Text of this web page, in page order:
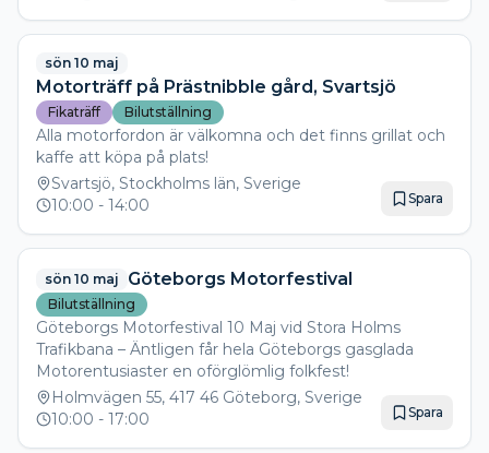
och www.volvofesten.se som är en internationell
Volvoträff med ett stort antal Volvovänner.
sön 10 maj
Motorträff på Prästnibble gård, Svartsjö
Fikaträff Bilutställning
Alla motorfordon är välkomna och det finns grillat och
kaffe att köpa på plats!
Svartsjö, Stockholms län, Sverige
10:00 - 14:00 Spara
sön 10 maj Göteborgs Motorfestival
Bilutställning
Göteborgs Motorfestival 10 Maj vid Stora Holms
Trafikbana – Äntligen får hela Göteborgs gasglada
Motorentusiaster en oförglömlig folkfest!
Holmvägen 55, 417 46 Göteborg, Sverige
10:00 - 17:00 Spara